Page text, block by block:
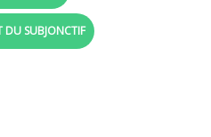
DU SUBJONCTIF